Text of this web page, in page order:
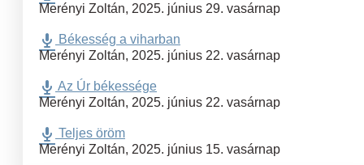
Merényi Zoltán, 2025. június 29. vasárnap
Békesség a viharban
Merényi Zoltán, 2025. június 22. vasárnap
Az Úr békessége
Merényi Zoltán, 2025. június 22. vasárnap
Teljes öröm
Merényi Zoltán, 2025. június 15. vasárnap